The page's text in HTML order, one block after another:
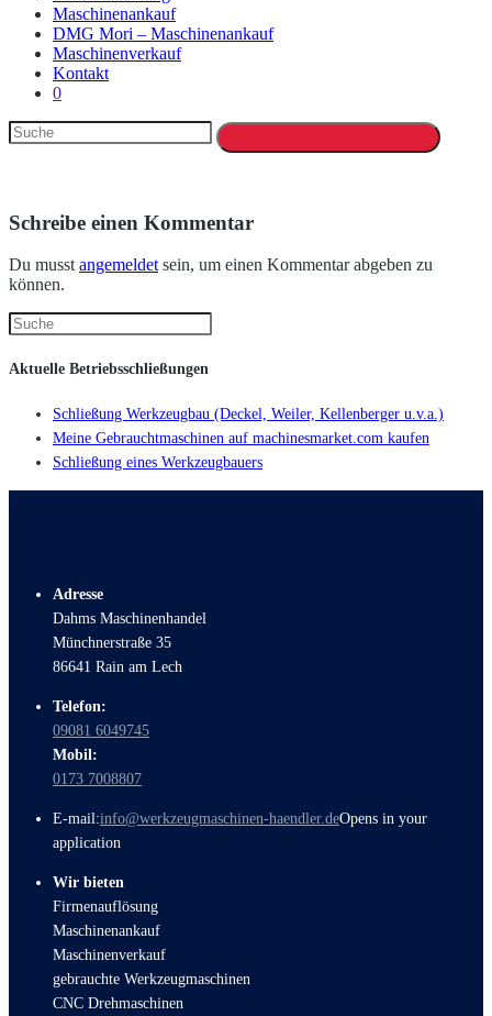
Maschinenankauf
DMG Mori – Maschinenankauf
Maschinenverkauf
Kontakt
0
Schreibe einen Kommentar
Du musstangemeldetsein, um einen Kommentar abgeben zu
können.
Aktuelle Betriebsschließungen
Schließung Werkzeugbau (Deckel, Weiler, Kellenberger u.v.a.)
Meine Gebrauchtmaschinen auf machinesmarket.com kaufen
Schließung eines Werkzeugbauers
Adresse
Dahms Maschinenhandel
Münchnerstraße 35
86641 Rain am Lech
Telefon:
09081 6049745
Mobil:
0173 7008807
E-mail:info@werkzeugmaschinen-haendler.deOpens in your
application
Wir bieten
Firmenauflösung
Maschinenankauf
Maschinenverkauf
gebrauchte Werkzeugmaschinen
CNC Drehmaschinen